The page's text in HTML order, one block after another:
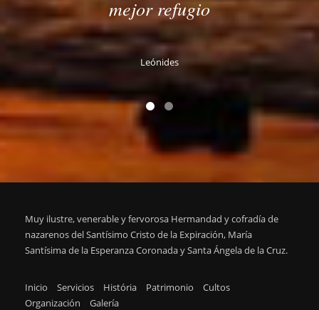
mejor refugio
Leónides
Muy ilustre, venerable y fervorosa Hermandad y cofradía de
nazarenos del Santísimo Cristo de la Expiración, María
Santísima de la Esperanza Coronada y Santa Ángela de la Cruz.
Inicio Servicios História Patrimonio
Cultos
Organización
Galería